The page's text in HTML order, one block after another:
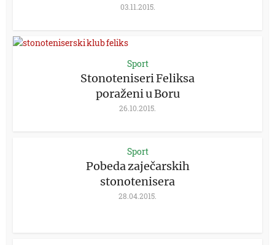
03.11.2015.
Sport
Stonoteniseri Feliksa
poraženi u Boru
26.10.2015.
Sport
Pobeda zaječarskih
stonotenisera
28.04.2015.